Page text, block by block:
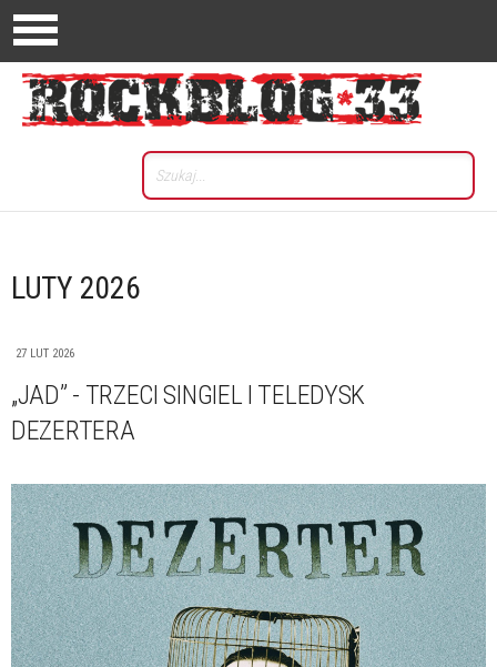
LUTY 2026
27 LUT 2026
„JAD” - TRZECI SINGIEL I TELEDYSK
DEZERTERA